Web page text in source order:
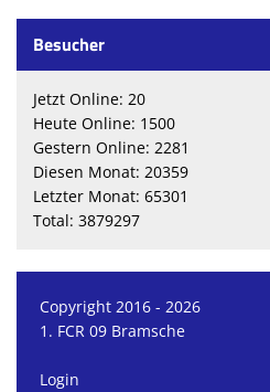
Besucher
Jetzt Online: 20
Heute Online: 1500
Gestern Online: 2281
Diesen Monat: 20359
Letzter Monat: 65301
Total: 3879297
Copyright 2016 - 2026
1. FCR 09 Bramsche
Login